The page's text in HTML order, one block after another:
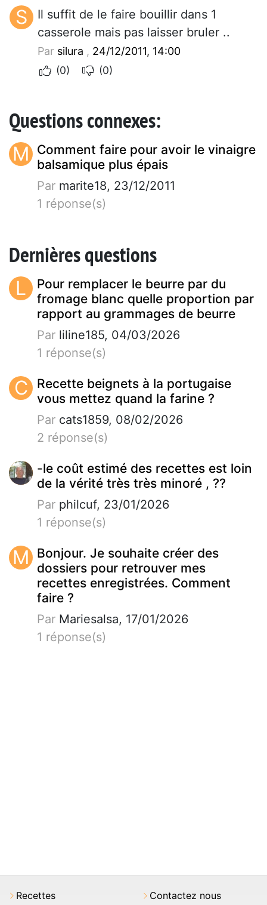
S
Il suffit de le faire bouillir dans 1
casserole mais pas laisser bruler ..
Par silura , 24/12/2011, 14:00
(0)
(0)
Questions connexes:
M Comment faire pour avoir le vinaigre
balsamique plus épais
Par marite18, 23/12/2011
1 réponse(s)
Dernières questions
L
Pour remplacer le beurre par du
fromage blanc quelle proportion par
rapport au grammages de beurre
Par liline185, 04/03/2026
1 réponse(s)
C
Recette beignets à la portugaise
vous mettez quand la farine ?
Par cats1859, 08/02/2026
2 réponse(s)
-le coût estimé des recettes est loin
de la vérité très très minoré , ??
Par philcuf, 23/01/2026
1 réponse(s)
M Bonjour. Je souhaite créer des
dossiers pour retrouver mes
recettes enregistrées. Comment
faire ?
Par Mariesalsa, 17/01/2026
1 réponse(s)
Recettes Contactez nous